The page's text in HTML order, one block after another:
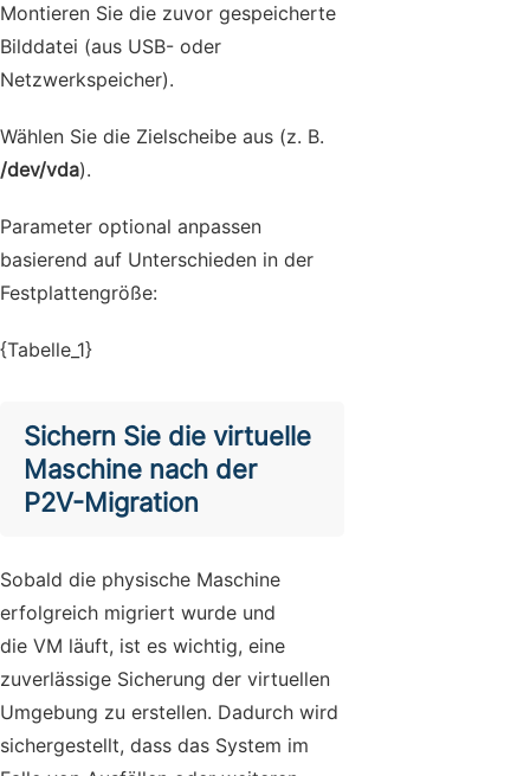
Montieren Sie die zuvor gespeicherte
Bilddatei (aus USB- oder
Netzwerkspeicher).
Wählen Sie die Zielscheibe aus (z. B.
/dev/vda).
Parameter optional anpassen
basierend auf Unterschieden in der
Festplattengröße:
{Tabelle_1}
Sichern Sie die virtuelle
Maschine nach der
P2V-Migration
Sobald die physische Maschine
erfolgreich migriert wurde und
die VM läuft, ist es wichtig, eine
zuverlässige Sicherung der virtuellen
Umgebung zu erstellen. Dadurch wird
sichergestellt, dass das System im